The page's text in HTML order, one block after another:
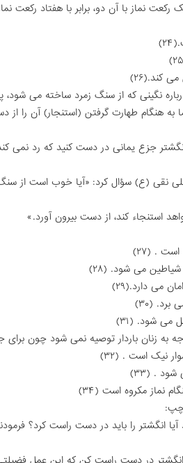
نماز با آن دو، برابر با هفتاد رکعت
کند.(۲۶)
نگینى که از سنگ زمرد ساخته مى شود،
به هنگام طهارت گرفتن (استنجار) آن را از
جزع یمانى در دست کنید که رد نمى
نقى (ع) سؤال کرد: «آیا خوب است از سنگ
استنجاء کند، از دست بیرون آورد.»
. (۲۷)
مى شود. (۲۸)
مى دارد.(۲۹)
(۳۰)
شود. (۳۱)
به زنان باردار توصیه نمى شود چون براى
نیک است . (۳۲)
. (۳۳)
نماز مکروه است (۳۴)
چپ:
انگشتر را باید در دست راست کرد؟